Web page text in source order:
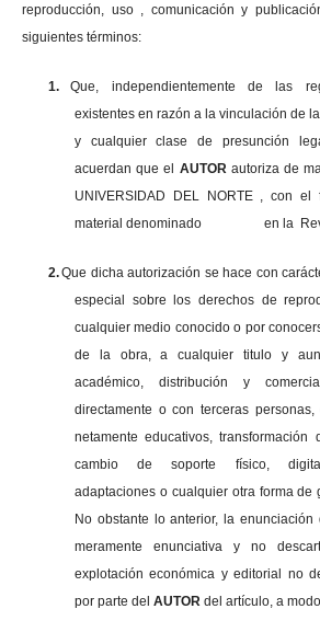
reproducción, uso , comunicación y
siguientes términos:
1.
Que, independientemente de las
existentes en razón a la vinculación de
y cualquier clase de presunción
acuerdan que el AUTOR autoriza de
UNIVERSIDAD DEL NORTE , con
material denominado en la
2.Que dicha autorización se hace con
especial sobre los derechos de
cualquier medio conocido o por
de la obra, a cualquier titulo y
académico, distribución y
directamente o con terceras
netamente educativos,
cambio de soporte físico,
adaptaciones o cualquier otra forma de
No obstante lo anterior, la
meramente enunciativa y no
explotación económica y editorial no
por parte del AUTORdel artículo, a